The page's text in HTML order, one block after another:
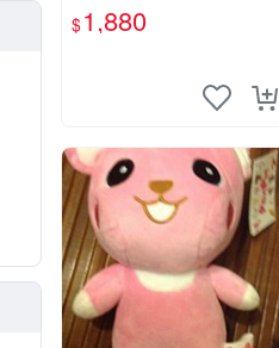
$1,880